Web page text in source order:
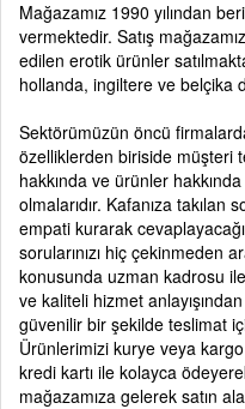
Mağazamız 1990 yılından
vermektedir. Satış
edilen erotik ürünler
hollanda, ingiltere ve belçika
Sektörümüzün öncü
özelliklerden biriside müşteri
hakkında ve ürünler
olmalarıdır. Kafanıza takılan
empati kurarak
sorularınızı hiç çekinmeden
konusunda uzman kadrosu
ve kaliteli hizmet
güvenilir bir şekilde teslimat
Ürünlerimizi kurye veya
kredi kartı ile kolayca
mağazamıza gelerek satın